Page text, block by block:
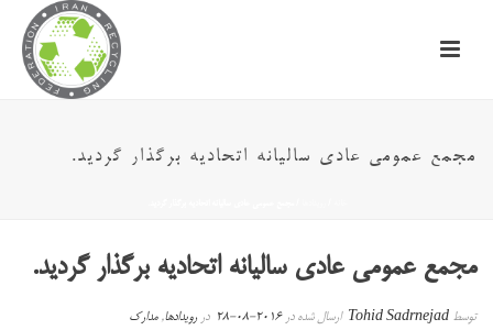
مجمع عمومی عادی سالیانه اتحادیه برگذار گردید.
مجمع عمومی عادی سالیانه اتحادیه برگذار گردید.
توسط Tohid Sadrnejad ارسال شده در2016-08-28 در رویدادها,مدارک